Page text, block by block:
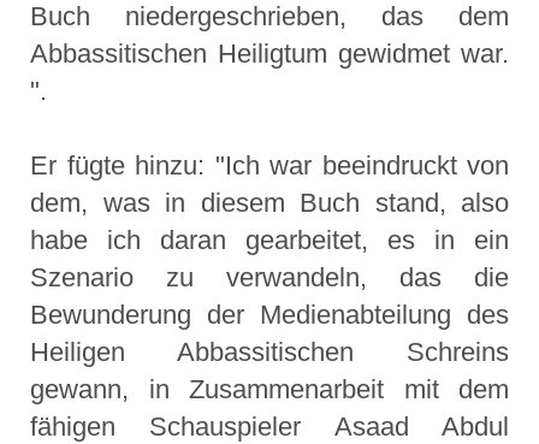
Buch niedergeschrieben, das dem
Abbassitischen Heiligtum gewidmet war.
".
Er fügte hinzu: "Ich war beeindruckt von
dem, was in diesem Buch stand, also
habe ich daran gearbeitet, es in ein
Szenario zu verwandeln, das die
Bewunderung der Medienabteilung des
Heiligen Abbassitischen Schreins
gewann, in Zusammenarbeit mit dem
fähigen Schauspieler Asaad Abdul